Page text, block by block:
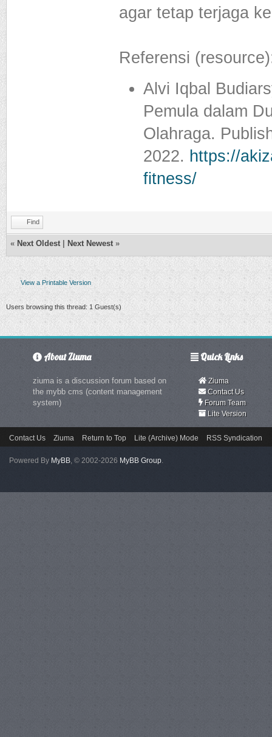
agar tetap terjaga
Referensi
Alvi Iqbal
Pemula dalam
Olahraga.
2022. https://
fitness/
Find
« Next Oldest Next Newest »
View a Printable Version
Users browsing this thread: 1 Guest(s)
About Ziuma
ziuma is a discussion forum based on
the mybb cms (content management
system)
Quick Links
Ziuma
Contact Us
Forum Team
Lite Version
Contact Us Ziuma Return to Top Lite (Archive) Mode RSS Syndication
Powered By MyBB , © 2002-2026 MyBB Group